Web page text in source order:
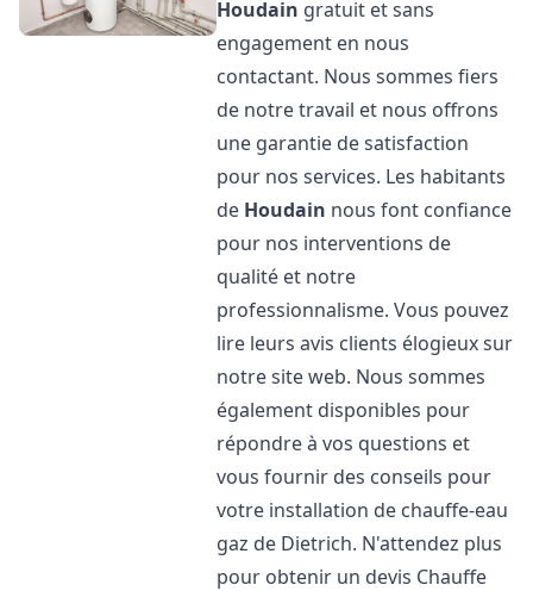
Houdain gratuit et sans
engagement en nous
contactant. Nous sommes fiers
de notre travail et nous offrons
une garantie de satisfaction
pour nos services. Les habitants
de Houdain nous font confiance
pour nos interventions de
qualité et notre
professionnalisme. Vous pouvez
lire leurs avis clients élogieux sur
notre site web. Nous sommes
également disponibles pour
répondre à vos questions et
vous fournir des conseils pour
votre installation de chauffe-eau
gaz de Dietrich. N'attendez plus
pour obtenir un devis Chauffe